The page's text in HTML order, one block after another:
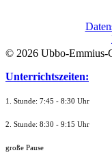
© 2026 Ubbo-Emmius-
Unterrichtszeiten:
1. Stunde: 7:45 - 8:30 Uhr
2. Stunde: 8:30 - 9:15 Uhr
große Pause